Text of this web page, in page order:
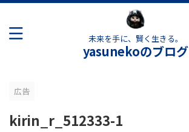
未来を手に、賢く生きる。
yasunekoのブログ
広告
kirin_r_512333-1